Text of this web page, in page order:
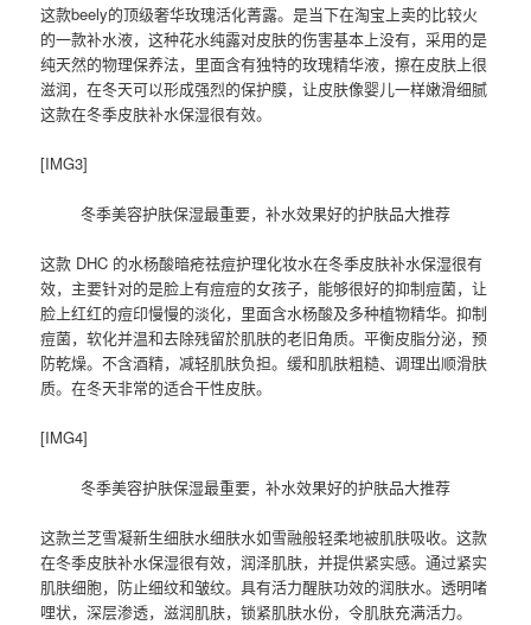
这款beely的顶级奢华玫瑰活化菁露。是当下在淘宝上卖的比较火
的一款补水液，这种花水纯露对皮肤的伤害基本上没有，采用的是
纯天然的物理保养法，里面含有独特的玫瑰精华液，擦在皮肤上很
滋润，在冬天可以形成强烈的保护膜，让皮肤像婴儿一样嫩滑细腻
这款在冬季皮肤补水保湿很有效。
[IMG3]
冬季美容护肤保湿最重要，补水效果好的护肤品大推荐
这款 DHC 的水杨酸暗疮祛痘护理化妆水在冬季皮肤补水保湿很有
效，主要针对的是脸上有痘痘的女孩子，能够很好的抑制痘菌，让
脸上红红的痘印慢慢的淡化，里面含水杨酸及多种植物精华。抑制
痘菌，软化并温和去除残留於肌肤的老旧角质。平衡皮脂分泌，预
防乾燥。不含酒精，减轻肌肤负担。缓和肌肤粗糙、调理出顺滑肤
质。在冬天非常的适合干性皮肤。
[IMG4]
冬季美容护肤保湿最重要，补水效果好的护肤品大推荐
这款兰芝雪凝新生细肤水细肤水如雪融般轻柔地被肌肤吸收。这款
在冬季皮肤补水保湿很有效，润泽肌肤，并提供紧实感。通过紧实
肌肤细胞，防止细纹和皱纹。具有活力醒肤功效的润肤水。透明啫
哩状，深层渗透，滋润肌肤，锁紧肌肤水份，令肌肤充满活力。